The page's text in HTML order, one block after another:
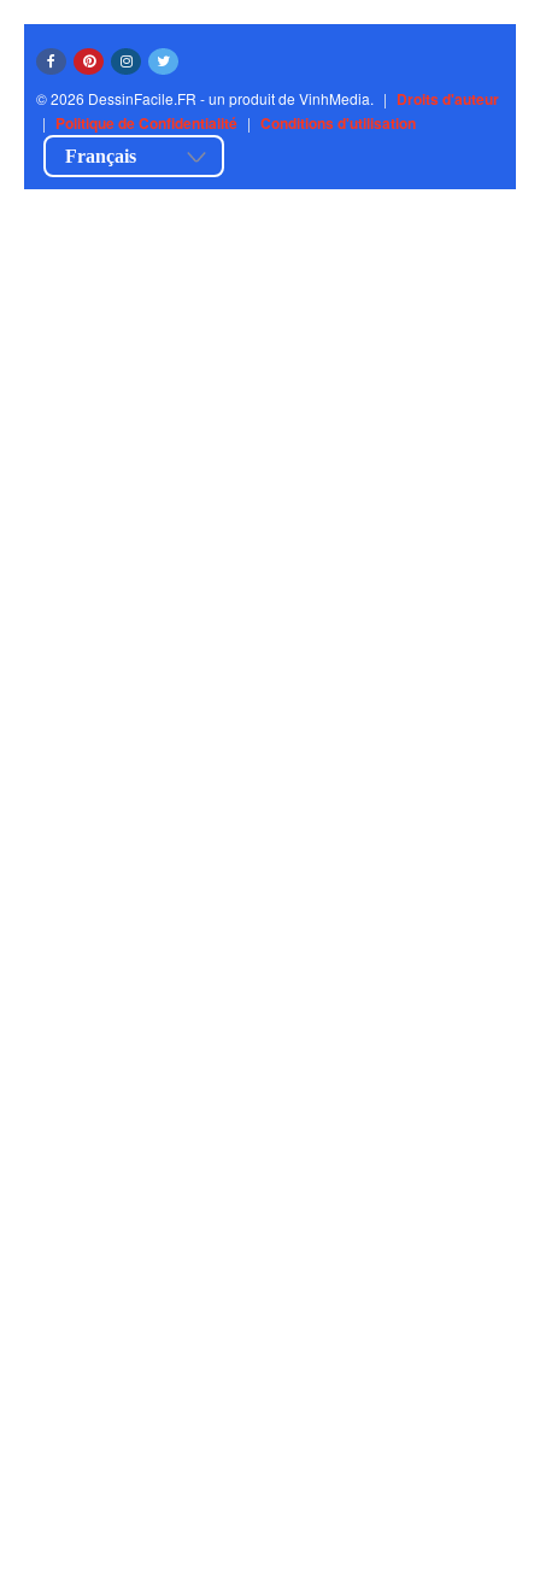
© 2026 DessinFacile.FR - un produit de VinhMedia. | Droits d'auteur
| Politique de Confidentialité | Conditions d'utilisation
Français